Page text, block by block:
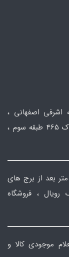
اشرفی اصفهانی ،
ابتدای جلال آل احمد ، نبش جلال و اشرفی پلاک 465 طبقه سوم ،
دوم : مازندران ، سلمانشهر (متل قو ) ۲۰۰ متر بعد از برج های
، فروشگاه
موجودی کالا و